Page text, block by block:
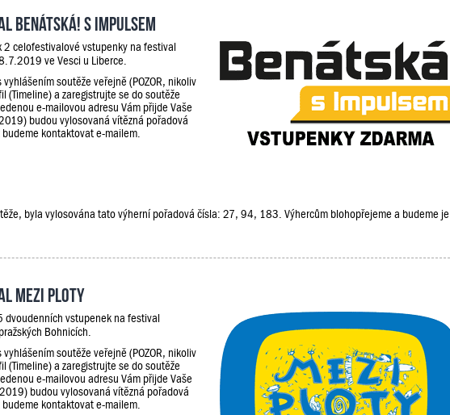
Benátská! s Impulsem
2 celofestivalové vstupenky na festival
ve Vesci u Liberce.
soutěže veřejně (POZOR, nikoliv
(Timeline) a zaregistrujte se do soutěže
e-mailovou adresu Vám přijde Vaše
budou vylosovaná vítězná pořadová
kontaktovat e-mailem.
byla vylosována tato výherní pořadová čísla: 27, 94, 183. Výhercům blohopřejeme a budeme je
Mezi Ploty
dvoudenních vstupenek na festival
Bohnicích.
soutěže veřejně (POZOR, nikoliv
(Timeline) a zaregistrujte se do soutěže
e-mailovou adresu Vám přijde Vaše
budou vylosovaná vítězná pořadová
kontaktovat e-mailem.